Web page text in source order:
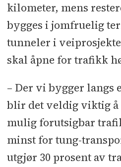
kilometer, mens
bygges i jomfruelig
tunneler i
skal åpne for trafikk
– Der vi bygger langs
blir det veldig viktig å
mulig forutsigbar
minst for tung-
utgjør 30 prosent av